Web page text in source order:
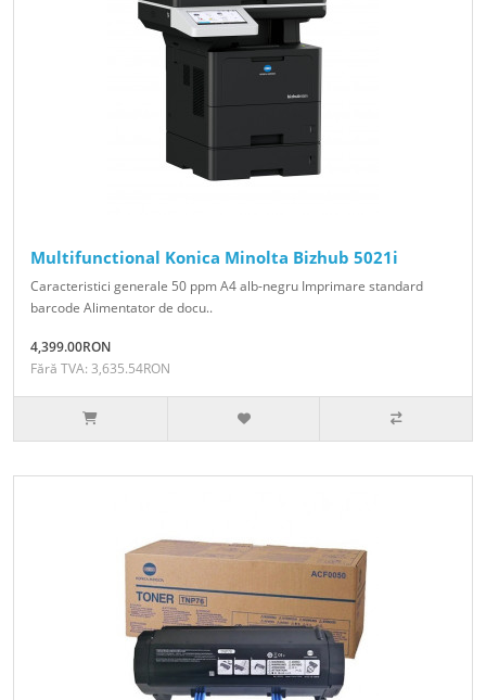
Multifunctional Konica Minolta Bizhub 5021i
Caracteristici generale 50 ppm A4 alb-negru Imprimare standard
barcode Alimentator de docu..
4,399.00RON
Fără TVA: 3,635.54RON